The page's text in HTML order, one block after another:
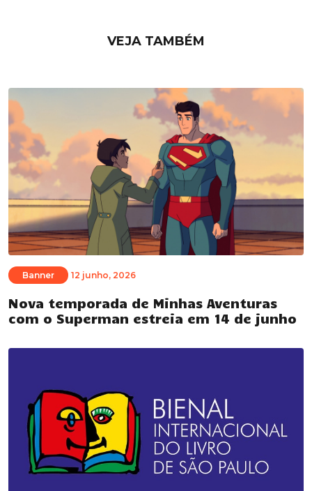
VEJA TAMBÉM
Banner 12 junho, 2026
Nova temporada de Minhas Aventuras
com o Superman estreia em 14 de junho